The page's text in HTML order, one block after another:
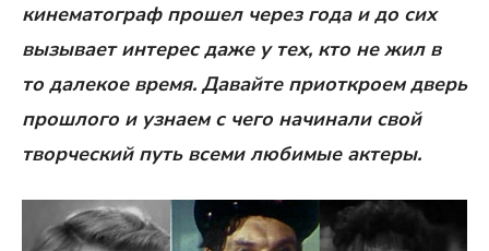
кинематограф прошел через года и до сих
вызывает интерес даже у тех, кто не жил в
то далекое время. Давайте приоткроем дверь
прошлого и узнаем с чего начинали свой
творческий путь всеми любимые актеры.